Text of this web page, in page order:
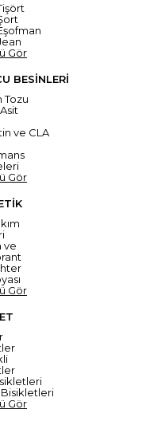
Gör
BESİNLERİ
Tozu
ve CLA
Gör
ve
Gör
Gör